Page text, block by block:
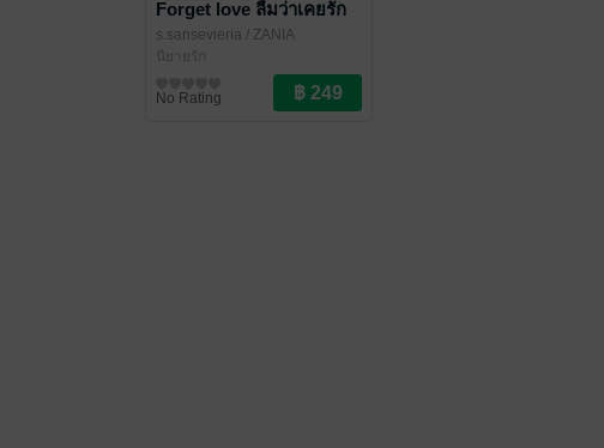
Forget love ลืมว่าเคยรัก
s.sansevieria / ZANIA
นิยายรัก
No Rating